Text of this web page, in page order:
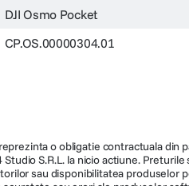
DJI Osmo Pocket
CP.OS.00000304.01
o obligatie contractuala din
S.R.L. la nicio actiune.
sau disponibilitatea produselor